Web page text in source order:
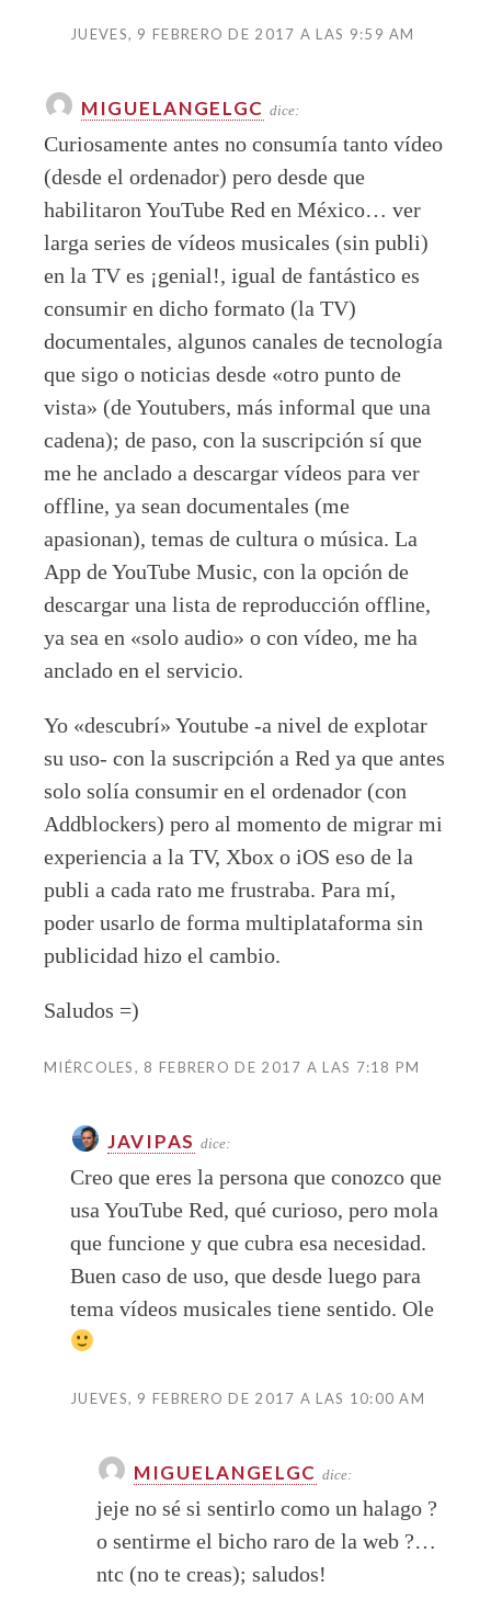
JUEVES, 9 FEBRERO DE 2017 A LAS 9:59 AM
MIGUELANGELGC dice:
Curiosamente antes no consumía tanto vídeo
(desde el ordenador) pero desde que
habilitaron YouTube Red en México… ver
larga series de vídeos musicales (sin publi)
en la TV es ¡genial!, igual de fantástico es
consumir en dicho formato (la TV)
documentales, algunos canales de tecnología
que sigo o noticias desde «otro punto de
vista» (de Youtubers, más informal que una
cadena); de paso, con la suscripción sí que
me he anclado a descargar vídeos para ver
offline, ya sean documentales (me
apasionan), temas de cultura o música. La
App de YouTube Music, con la opción de
descargar una lista de reproducción offline,
ya sea en «solo audio» o con vídeo, me ha
anclado en el servicio.
Yo «descubrí» Youtube -a nivel de explotar
su uso- con la suscripción a Red ya que antes
solo solía consumir en el ordenador (con
Addblockers) pero al momento de migrar mi
experiencia a la TV, Xbox o iOS eso de la
publi a cada rato me frustraba. Para mí,
poder usarlo de forma multiplataforma sin
publicidad hizo el cambio.
Saludos =)
MIÉRCOLES, 8 FEBRERO DE 2017 A LAS 7:18 PM
JAVIPAS dice:
Creo que eres la persona que conozco que
usa YouTube Red, qué curioso, pero mola
que funcione y que cubra esa necesidad.
Buen caso de uso, que desde luego para
tema vídeos musicales tiene sentido. Ole
JUEVES, 9 FEBRERO DE 2017 A LAS 10:00 AM
MIGUELANGELGC dice:
jeje no sé si sentirlo como un halago ?
o sentirme el bicho raro de la web ?…
ntc (no te creas); saludos!